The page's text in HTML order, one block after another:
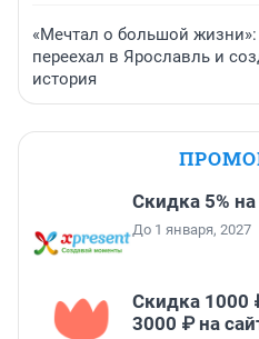
«Мечтал о большой
переехал в Ярославль и
история
Скидка 5%
До 1 января, 2027
Скидка 1000
3000 ₽ на